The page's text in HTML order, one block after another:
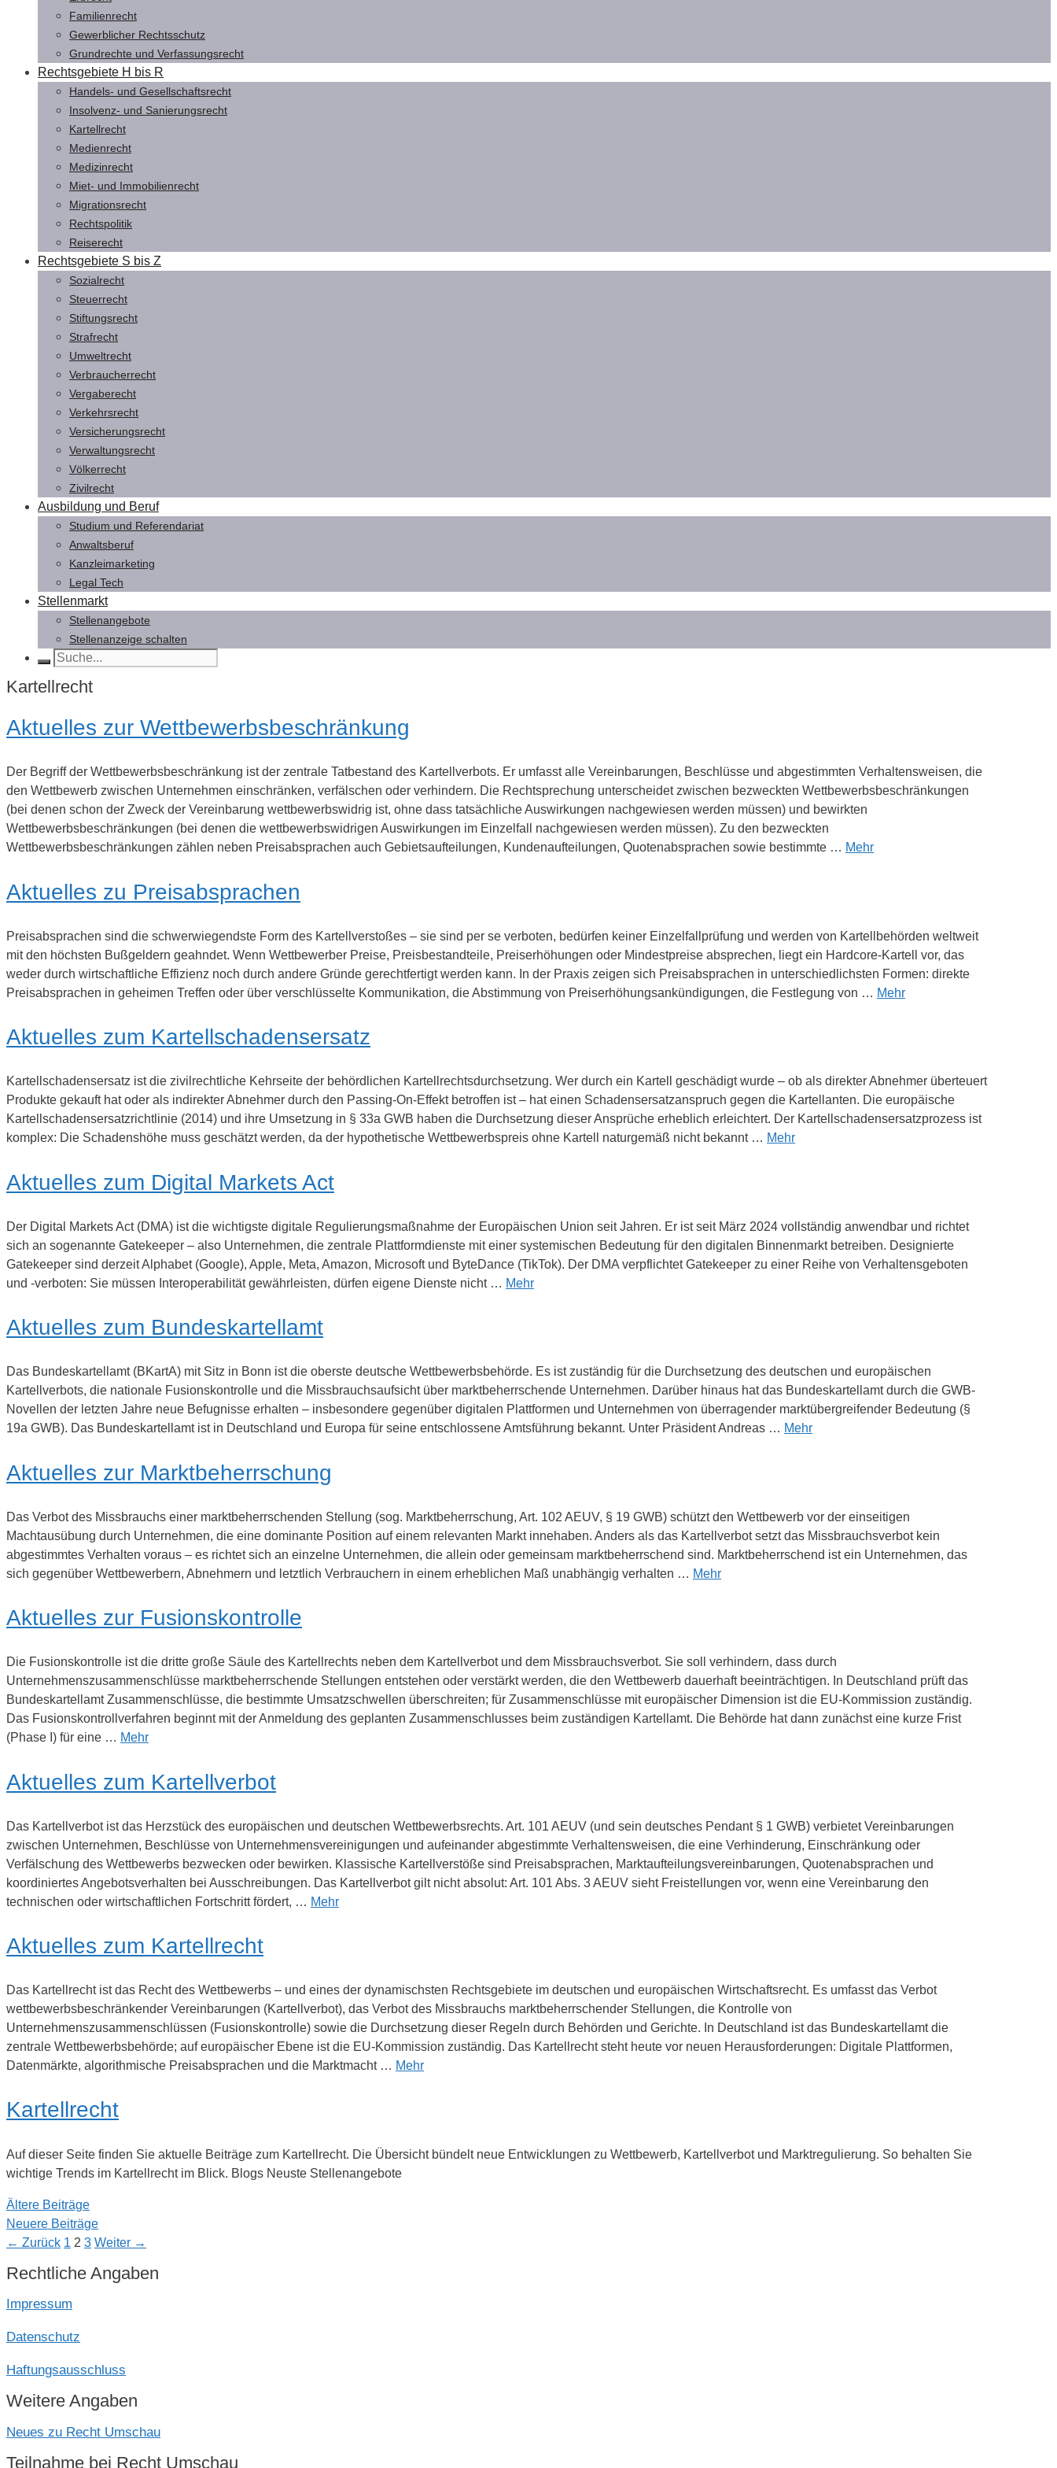
Familienrecht
Gewerblicher Rechtsschutz
Grundrechte und Verfassungsrecht
Rechtsgebiete H bis R
Handels- und Gesellschaftsrecht
Insolvenz- und Sanierungsrecht
Kartellrecht
Medienrecht
Medizinrecht
Miet- und Immobilienrecht
Migrationsrecht
Rechtspolitik
Reiserecht
Rechtsgebiete S bis Z
Sozialrecht
Steuerrecht
Stiftungsrecht
Strafrecht
Umweltrecht
Verbraucherrecht
Vergaberecht
Verkehrsrecht
Versicherungsrecht
Verwaltungsrecht
Völkerrecht
Zivilrecht
Ausbildung und Beruf
Studium und Referendariat
Anwaltsberuf
Kanzleimarketing
Legal Tech
Stellenmarkt
Stellenangebote
Stellenanzeige schalten
Kartellrecht
Aktuelles zur Wettbewerbsbeschränkung
Der Begriff der Wettbewerbsbeschränkung ist der zentrale Tatbestand des Kartellverbots. Er umfasst alle Vereinbarungen, Beschlüsse und abgestimmten Verhaltensweisen, die
den Wettbewerb zwischen Unternehmen einschränken, verfälschen oder verhindern. Die Rechtsprechung unterscheidet zwischen bezweckten Wettbewerbsbeschränkungen
(bei denen schon der Zweck der Vereinbarung wettbewerbswidrig ist, ohne dass tatsächliche Auswirkungen nachgewiesen werden müssen) und bewirkten
Wettbewerbsbeschränkungen (bei denen die wettbewerbswidrigen Auswirkungen im Einzelfall nachgewiesen werden müssen). Zu den bezweckten
Wettbewerbsbeschränkungen zählen neben Preisabsprachen auch Gebietsaufteilungen, Kundenaufteilungen, Quotenabsprachen sowie bestimmte … Mehr
Aktuelles zu Preisabsprachen
Preisabsprachen sind die schwerwiegendste Form des Kartellverstoßes – sie sind per se verboten, bedürfen keiner Einzelfallprüfung und werden von Kartellbehörden weltweit
mit den höchsten Bußgeldern geahndet. Wenn Wettbewerber Preise, Preisbestandteile, Preiserhöhungen oder Mindestpreise absprechen, liegt ein Hardcore-Kartell vor, das
weder durch wirtschaftliche Effizienz noch durch andere Gründe gerechtfertigt werden kann. In der Praxis zeigen sich Preisabsprachen in unterschiedlichsten Formen: direkte
Preisabsprachen in geheimen Treffen oder über verschlüsselte Kommunikation, die Abstimmung von Preiserhöhungsankündigungen, die Festlegung von … Mehr
Aktuelles zum Kartellschadensersatz
Kartellschadensersatz ist die zivilrechtliche Kehrseite der behördlichen Kartellrechtsdurchsetzung. Wer durch ein Kartell geschädigt wurde – ob als direkter Abnehmer überteuert
Produkte gekauft hat oder als indirekter Abnehmer durch den Passing-On-Effekt betroffen ist – hat einen Schadensersatzanspruch gegen die Kartellanten. Die europäische
Kartellschadensersatzrichtlinie (2014) und ihre Umsetzung in § 33a GWB haben die Durchsetzung dieser Ansprüche erheblich erleichtert. Der Kartellschadensersatzprozess ist
komplex: Die Schadenshöhe muss geschätzt werden, da der hypothetische Wettbewerbspreis ohne Kartell naturgemäß nicht bekannt … Mehr
Aktuelles zum Digital Markets Act
Der Digital Markets Act (DMA) ist die wichtigste digitale Regulierungsmaßnahme der Europäischen Union seit Jahren. Er ist seit März 2024 vollständig anwendbar und richtet
sich an sogenannte Gatekeeper – also Unternehmen, die zentrale Plattformdienste mit einer systemischen Bedeutung für den digitalen Binnenmarkt betreiben. Designierte
Gatekeeper sind derzeit Alphabet (Google), Apple, Meta, Amazon, Microsoft und ByteDance (TikTok). Der DMA verpflichtet Gatekeeper zu einer Reihe von Verhaltensgeboten
und -verboten: Sie müssen Interoperabilität gewährleisten, dürfen eigene Dienste nicht … Mehr
Aktuelles zum Bundeskartellamt
Das Bundeskartellamt (BKartA) mit Sitz in Bonn ist die oberste deutsche Wettbewerbsbehörde. Es ist zuständig für die Durchsetzung des deutschen und europäischen
Kartellverbots, die nationale Fusionskontrolle und die Missbrauchsaufsicht über marktbeherrschende Unternehmen. Darüber hinaus hat das Bundeskartellamt durch die GWB-
Novellen der letzten Jahre neue Befugnisse erhalten – insbesondere gegenüber digitalen Plattformen und Unternehmen von überragender marktübergreifender Bedeutung (§
19a GWB). Das Bundeskartellamt ist in Deutschland und Europa für seine entschlossene Amtsführung bekannt. Unter Präsident Andreas … Mehr
Aktuelles zur Marktbeherrschung
Das Verbot des Missbrauchs einer marktbeherrschenden Stellung (sog. Marktbeherrschung, Art. 102 AEUV, § 19 GWB) schützt den Wettbewerb vor der einseitigen
Machtausübung durch Unternehmen, die eine dominante Position auf einem relevanten Markt innehaben. Anders als das Kartellverbot setzt das Missbrauchsverbot kein
abgestimmtes Verhalten voraus – es richtet sich an einzelne Unternehmen, die allein oder gemeinsam marktbeherrschend sind. Marktbeherrschend ist ein Unternehmen, das
sich gegenüber Wettbewerbern, Abnehmern und letztlich Verbrauchern in einem erheblichen Maß unabhängig verhalten … Mehr
Aktuelles zur Fusionskontrolle
Die Fusionskontrolle ist die dritte große Säule des Kartellrechts neben dem Kartellverbot und dem Missbrauchsverbot. Sie soll verhindern, dass durch
Unternehmenszusammenschlüsse marktbeherrschende Stellungen entstehen oder verstärkt werden, die den Wettbewerb dauerhaft beeinträchtigen. In Deutschland prüft das
Bundeskartellamt Zusammenschlüsse, die bestimmte Umsatzschwellen überschreiten; für Zusammenschlüsse mit europäischer Dimension ist die EU-Kommission zuständig.
Das Fusionskontrollverfahren beginnt mit der Anmeldung des geplanten Zusammenschlusses beim zuständigen Kartellamt. Die Behörde hat dann zunächst eine kurze Frist
(Phase I) für eine … Mehr
Aktuelles zum Kartellverbot
Das Kartellverbot ist das Herzstück des europäischen und deutschen Wettbewerbsrechts. Art. 101 AEUV (und sein deutsches Pendant § 1 GWB) verbietet Vereinbarungen
zwischen Unternehmen, Beschlüsse von Unternehmensvereinigungen und aufeinander abgestimmte Verhaltensweisen, die eine Verhinderung, Einschränkung oder
Verfälschung des Wettbewerbs bezwecken oder bewirken. Klassische Kartellverstöße sind Preisabsprachen, Marktaufteilungsvereinbarungen, Quotenabsprachen und
koordiniertes Angebotsverhalten bei Ausschreibungen. Das Kartellverbot gilt nicht absolut: Art. 101 Abs. 3 AEUV sieht Freistellungen vor, wenn eine Vereinbarung den
technischen oder wirtschaftlichen Fortschritt fördert, … Mehr
Aktuelles zum Kartellrecht
Das Kartellrecht ist das Recht des Wettbewerbs – und eines der dynamischsten Rechtsgebiete im deutschen und europäischen Wirtschaftsrecht. Es umfasst das Verbot
wettbewerbsbeschränkender Vereinbarungen (Kartellverbot), das Verbot des Missbrauchs marktbeherrschender Stellungen, die Kontrolle von
Unternehmenszusammenschlüssen (Fusionskontrolle) sowie die Durchsetzung dieser Regeln durch Behörden und Gerichte. In Deutschland ist das Bundeskartellamt die
zentrale Wettbewerbsbehörde; auf europäischer Ebene ist die EU-Kommission zuständig. Das Kartellrecht steht heute vor neuen Herausforderungen: Digitale Plattformen,
Datenmärkte, algorithmische Preisabsprachen und die Marktmacht … Mehr
Kartellrecht
Auf dieser Seite finden Sie aktuelle Beiträge zum Kartellrecht. Die Übersicht bündelt neue Entwicklungen zu Wettbewerb, Kartellverbot und Marktregulierung. So behalten Sie
wichtige Trends im Kartellrecht im Blick. Blogs Neuste Stellenangebote
Ältere Beiträge
Neuere Beiträge
← Zurück Seite
1 Seite
2 Seite
3 Weiter →
Rechtliche Angaben
Impressum
Datenschutz
Haftungsausschluss
Weitere Angaben
Neues zu Recht Umschau
Teilnahme bei Recht Umschau